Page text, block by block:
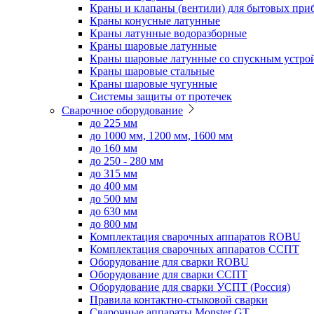
Краны и клапаны (вентили) для бытовых
Краны конусные латунные
Краны латунные водоразборные
Краны шаровые латунные
Краны шаровые латунные со спускным
Краны шаровые стальные
Краны шаровые чугунные
Системы защиты от протечек
Сварочное оборудование
до 225 мм
до 1000 мм, 1200 мм, 1600 мм
до 160 мм
до 250 - 280 мм
до 315 мм
до 400 мм
до 500 мм
до 630 мм
до 800 мм
Комплектация сварочных аппаратов ROBU
Комплектация сварочных аппаратов ССПТ
Оборудование для сварки ROBU
Оборудование для сварки ССПТ
Оборудование для сварки УСПТ (Россия)
Правила контактно-стыковой сварки